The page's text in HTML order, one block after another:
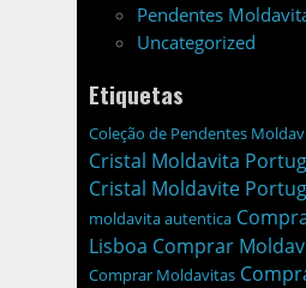
Pendentes
Uncategorized
Etiquetas
Coleção de Pendentes
Cristal Moldavita
Cristal Moldavite
moldavita autentica
Lisboa Comprar
Comprar Moldavitas